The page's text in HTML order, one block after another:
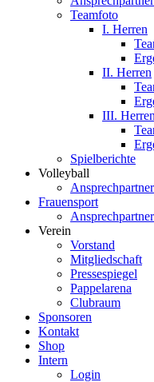
Teamfoto
I. Herren
II. Herren
III. Herren
Spielberichte
Volleyball
Frauensport
Verein
Vorstand
Mitgliedschaft
Pressespiegel
Pappelarena
Clubraum
Sponsoren
Kontakt
Shop
Intern
Login